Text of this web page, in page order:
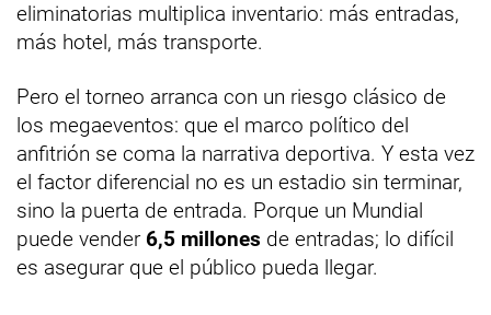
eliminatorias multiplica inventario: más entradas,
más hotel, más transporte.
Pero el torneo arranca con un riesgo clásico de
los megaeventos: que el marco político del
anfitrión se coma la narrativa deportiva. Y esta vez
el factor diferencial no es un estadio sin terminar,
sino la puerta de entrada. Porque un Mundial
puede vender 6,5 millones de entradas; lo difícil
es asegurar que el público pueda llegar.